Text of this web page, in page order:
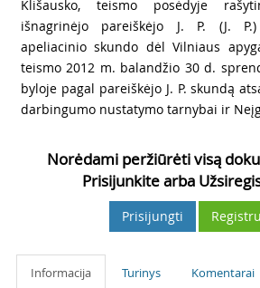
Klišausko, teismo posėdyje
išnagrinėjo pareiškėjo J. P. (J.
apeliacinio skundo dėl Vilniaus
teismo 2012 m. balandžio 30 d.
byloje pagal pareiškėjo J. P. skundą
darbingumo nustatymo tarnybai ir
Norėdami peržiūrėti visą
Prisijunkite arba
Prisijungti
Informacija Turinys Komentarai